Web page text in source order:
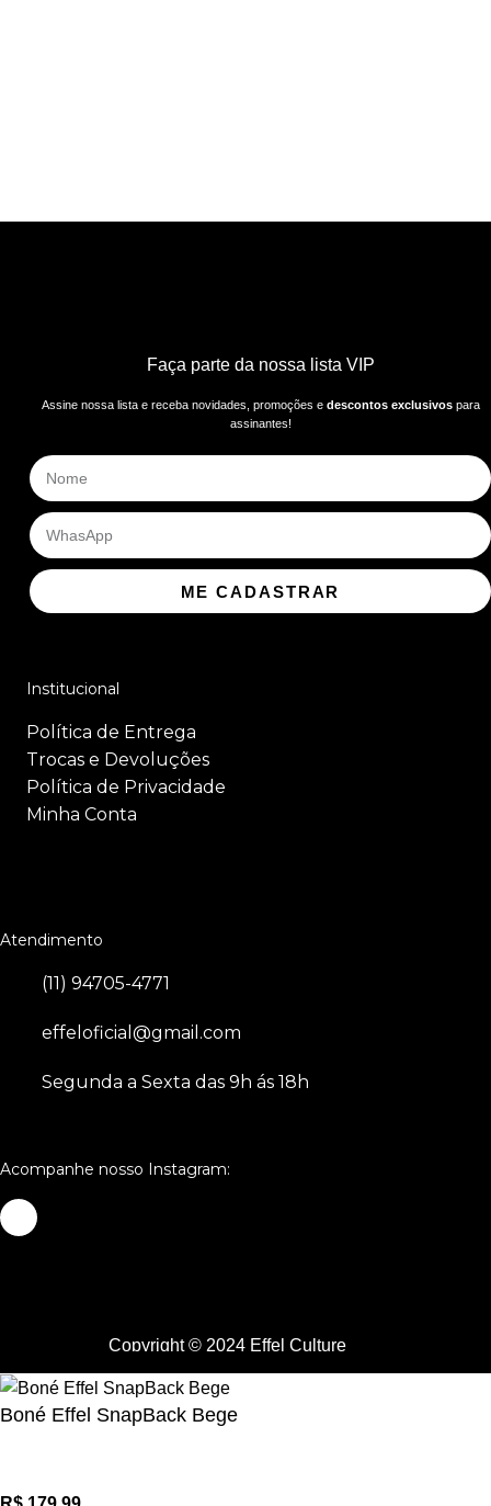
Faça parte da nossa lista VIP
Assine nossa lista e receba novidades, promoções e descontos exclusivospara
assinantes!
ME CADASTRAR
Institucional
Política de Entrega
Trocas e Devoluções
Política de Privacidade
Minha Conta
Atendimento
(11) 94705-4771
effeloficial@gmail.com
Segunda a Sexta das 9h ás 18h
Acompanhe nosso Instagram:
Copyright © 2024 Effel Culture
Boné Effel SnapBack Bege